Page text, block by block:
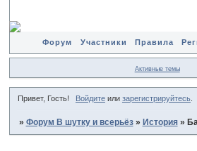
Форум Участники Правила
Активные темы
Привет, Гость! Войдитеили зарегистрируйтесь.
» Форум В шутку и всерьёз » История »